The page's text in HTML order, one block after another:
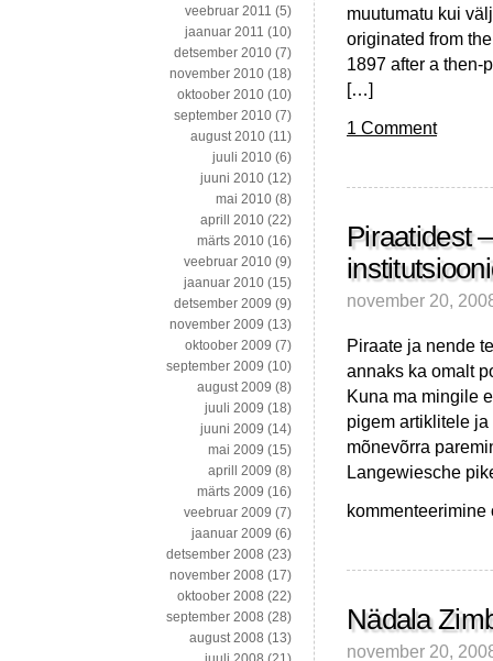
muutumatu kui
originated from
1897 after a then-
[…]
1 Comment
Piraatidest
november 20,
Piraate ja nende
annaks ka omalt
Kuna ma mingile
pigem artiklitele
mõnevõrra
Langewiesche
Piraatidest
olukorra
ja
ajaloolistest
institutsioonidest
Nädala
november 20,
veebruar 2011 (5)
jaanuar 2011 (10)
detsember 2010 (7)
november 2010 (18)
oktoober 2010 (10)
september 2010 (7)
august 2010 (11)
juuli 2010 (6)
juuni 2010 (12)
mai 2010 (8)
aprill 2010 (22)
märts 2010 (16)
veebruar 2010 (9)
jaanuar 2010 (15)
detsember 2009 (9)
november 2009 (13)
oktoober 2009 (7)
september 2009 (10)
august 2009 (8)
juuli 2009 (18)
juuni 2009 (14)
mai 2009 (15)
aprill 2009 (8)
märts 2009 (16)
veebruar 2009 (7)
jaanuar 2009 (6)
detsember 2008 (23)
november 2008 (17)
oktoober 2008 (22)
september 2008 (28)
august 2008 (13)